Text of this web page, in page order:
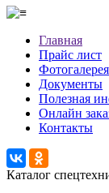
Главная
Прайс лист
Фотогалерея
Документы
Полезная
Онлайн
Контакты
Каталог